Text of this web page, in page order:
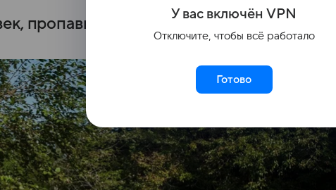
пропавших 5 августа.
У вас включён VPN
Отключите, чтобы всё работало
Готово